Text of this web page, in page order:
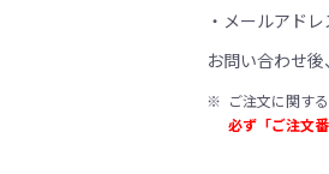
メールアド
お問い合わせ
※ ご注文に関す
必ず「ご注文